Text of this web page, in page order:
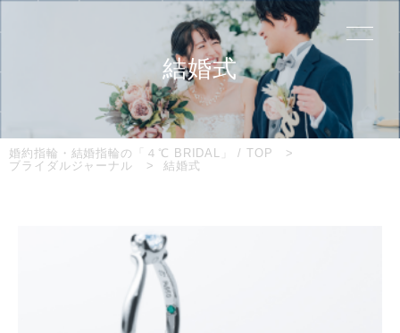
結婚式
婚約指輪・結婚指輪の「４℃ BRIDAL」 / TOP
ブライダルジャーナル
結婚式